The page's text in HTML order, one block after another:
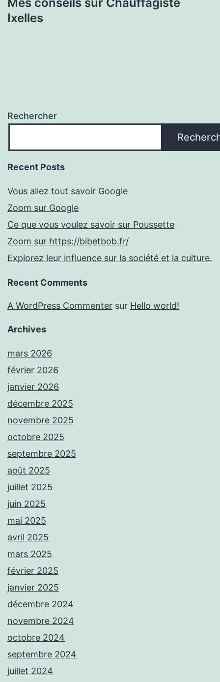
Ixelles
Rechercher
Recent Posts
Vous allez tout savoir Google
Zoom sur Google
Ce que vous voulez savoir sur Poussette
Zoom sur https://bibetbob.fr/
Explorez leur influence sur la société et la culture.
Recent Comments
A WordPress Commenter sur Hello world!
Archives
mars 2026
février 2026
janvier 2026
décembre 2025
novembre 2025
octobre 2025
septembre 2025
août 2025
juillet 2025
juin 2025
mai 2025
avril 2025
mars 2025
février 2025
janvier 2025
décembre 2024
novembre 2024
octobre 2024
septembre 2024
juillet 2024